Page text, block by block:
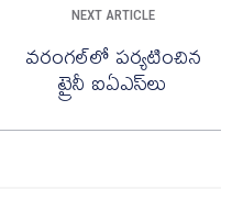
NEXT ARTICLE
వరంగల్‌లో పర్యటించిన
ట్రైనీ ఐఏఎస్‌లు